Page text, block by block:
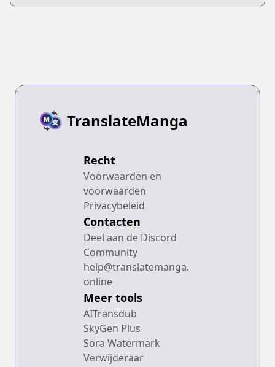
TranslateManga
Recht
Voorwaarden en
voorwaarden
Privacybeleid
Contacten
Deel aan de Discord
Community
help@translatemanga.
online
Meer tools
AITransdub
SkyGen Plus
Sora Watermark
Verwijderaar